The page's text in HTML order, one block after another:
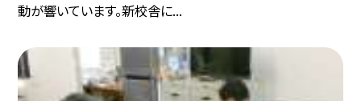
動が響いています。新校舎に...